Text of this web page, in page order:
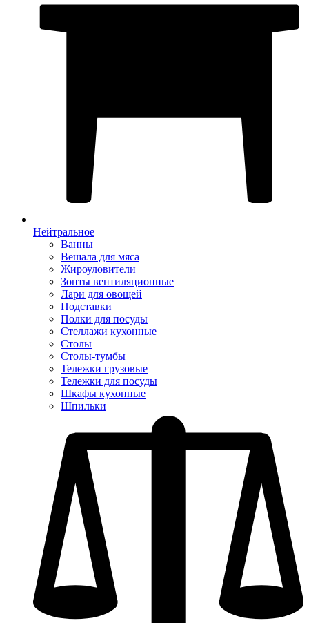
Нейтральное
Ванны
Вешала для мяса
Жироуловители
Зонты вентиляционные
Лари для овощей
Подставки
Полки для посуды
Стеллажи кухонные
Столы
Столы-тумбы
Тележки грузовые
Тележки для посуды
Шкафы кухонные
Шпильки